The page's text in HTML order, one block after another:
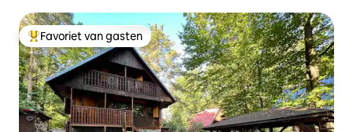
Topfavoriet van gasten
Favoriet van gasten